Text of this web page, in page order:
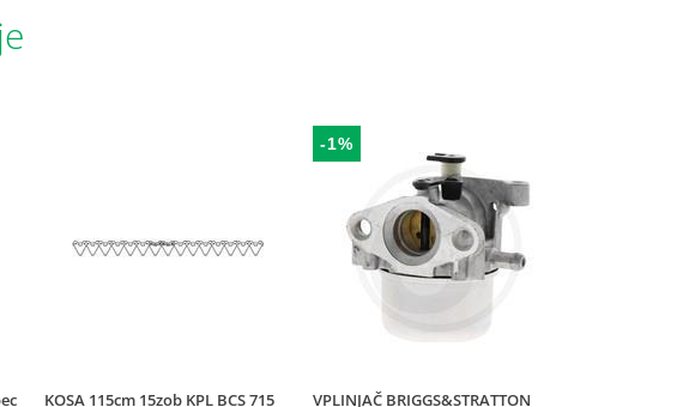
KOSA 115cm 15zob KPL BCS 715
-1%
VPLINJAČ BRIGGS&STRATTON